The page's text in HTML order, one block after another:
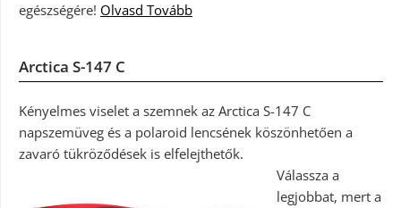
egészségére! Olvasd Tovább
Arctica S-147 C
Kényelmes viselet a szemnek az Arctica S-147 C
napszemüveg és a polaroid lencsének köszönhetően a
zavaró tükröződések is elfelejthetők.
Válassza a
legjobbat, mert a